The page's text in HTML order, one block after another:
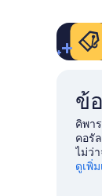
พัก
ข้
คิพา
คอรั
ไม่ว่
แพ้กั
ดูเพิ่